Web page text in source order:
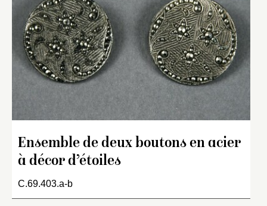
Ensemble de deux boutons en acier
à décor d’étoiles
C.69.403.a-b